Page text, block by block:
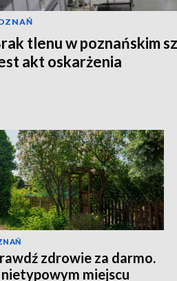
tlenu w poznańskim
akt oskarżenia
zdrowie za darmo.
miejscu